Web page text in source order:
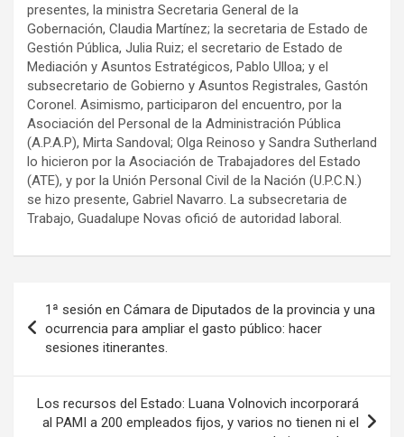
presentes, la ministra Secretaria General de la
Gobernación, Claudia Martínez; la secretaria de Estado de
Gestión Pública, Julia Ruiz; el secretario de Estado de
Mediación y Asuntos Estratégicos, Pablo Ulloa; y el
subsecretario de Gobierno y Asuntos Registrales, Gastón
Coronel. Asimismo, participaron del encuentro, por la
Asociación del Personal de la Administración Pública
(A.P.A.P), Mirta Sandoval; Olga Reinoso y Sandra Sutherland
lo hicieron por la Asociación de Trabajadores del Estado
(ATE), y por la Unión Personal Civil de la Nación (U.P.C.N.)
se hizo presente, Gabriel Navarro. La subsecretaria de
Trabajo, Guadalupe Novas ofició de autoridad laboral.
de
entradas
1ª sesión en Cámara de Diputados de la provincia y una
ocurrencia para ampliar el gasto público: hacer
sesiones itinerantes.
Los recursos del Estado: Luana Volnovich incorporará
al PAMI a 200 empleados fijos, y varios no tienen ni el